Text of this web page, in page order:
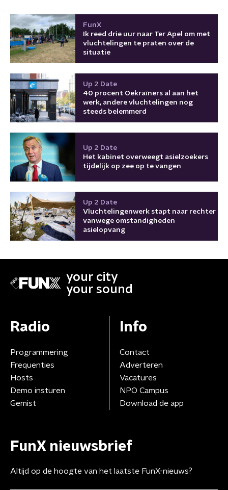
FunX
Ik reed drie uur naar Ter Apel om met
vluchtelingen te praten over de
situatie
Up 2 Date
40 procent Oekraïners al aan het
werk, andere vluchtelingen nog
steeds belemmerd
Up 2 Date
Het kabinet overweegt asielzoekers
tijdelijk op zee op te vangen
Up 2 Date
Vluchtelingenwerk stapt naar rechter
vanwege omstandigheden
asielopvang
your city
your sound
Radio
Programmering
Frequenties
Hosts
Demo insturen
Gemist
Info
Contact
Adverteren
Vacatures
NPO Campus
Download de app
FunX nieuwsbrief
Altijd op de hoogte van het laatste FunX-nieuws?